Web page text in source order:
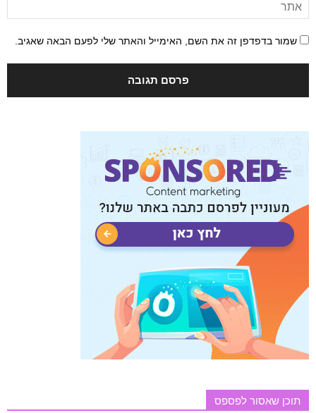
שמור בדפדפן זה את השם, האימייל והאתר שלי לפעם הבאה שאגיב.
תוכן שאסור לפספס